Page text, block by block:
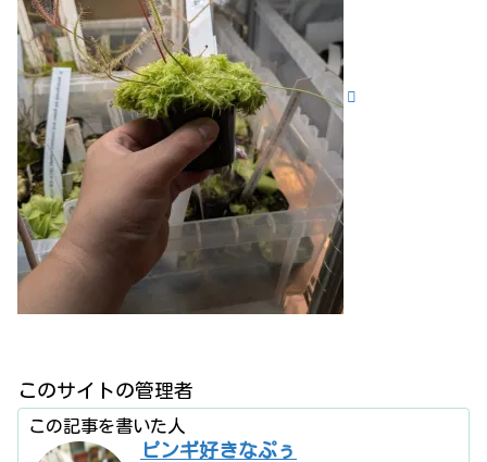
このサイトの管理者
この記事を書いた人
ピンギ好きなぷぅ